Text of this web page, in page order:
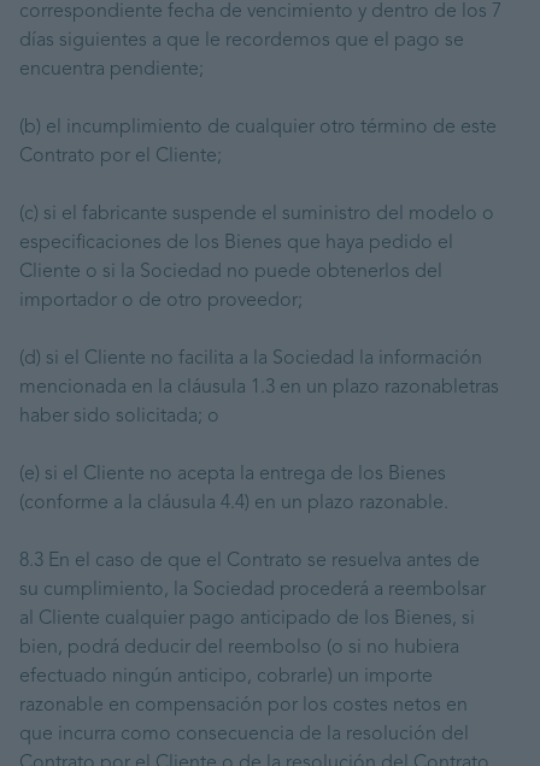
correspondiente fecha de vencimiento y dentro de los 7
días siguientes a que le recordemos que el pago se
encuentra pendiente;
(b) el incumplimiento de cualquier otro término de este
Contrato por el Cliente;
(c) si el fabricante suspende el suministro del modelo o
especificaciones de los Bienes que haya pedido el
Cliente o si la Sociedad no puede obtenerlos del
importador o de otro proveedor;
(d) si el Cliente no facilita a la Sociedad la información
mencionada en la cláusula 1.3 en un plazo razonabletras
haber sido solicitada; o
(e) si el Cliente no acepta la entrega de los Bienes
(conforme a la cláusula 4.4) en un plazo razonable.
8.3 En el caso de que el Contrato se resuelva antes de
su cumplimiento, la Sociedad procederá a reembolsar
al Cliente cualquier pago anticipado de los Bienes, si
bien, podrá deducir del reembolso (o si no hubiera
efectuado ningún anticipo, cobrarle) un importe
razonable en compensación por los costes netos en
que incurra como consecuencia de la resolución del